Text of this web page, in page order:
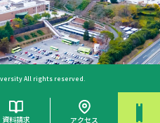
All rights reserved.
資料請求 アクセス